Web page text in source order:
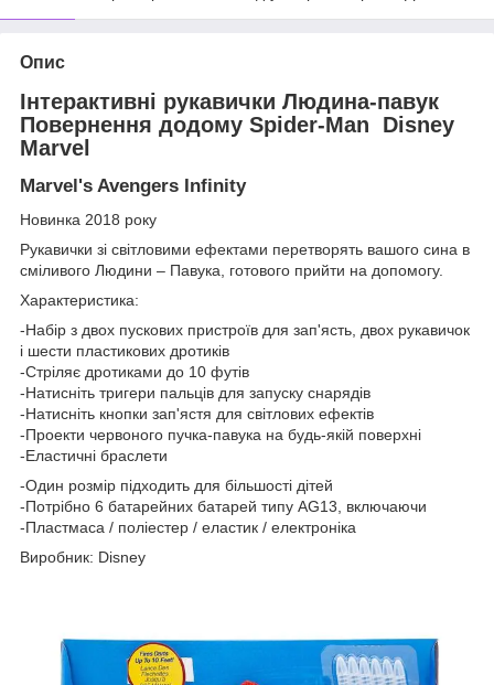
Опис
Інтерактивні рукавички Людина-павук
Повернення додому Spider-Man
Disney
Marvel
Marvel's Avengers Infinity
Новинка 2018 року
Рукавички зі світловими ефектами перетворять вашого сина в
сміливого Людини – Павука, готового прийти на допомогу.
Характеристика:
-Набір з двох пускових пристроїв для зап'ясть, двох рукавичок
і шести пластикових дротиків
-Стріляє дротиками до 10 футів
-Натисніть тригери пальців для запуску снарядів
-Натисніть кнопки зап'ястя для світлових ефектів
-Проекти червоного пучка-павука на будь-якій поверхні
-Еластичні браслети
-Один розмір підходить для більшості дітей
-Потрібно 6 батарейних батарей типу AG13, включаючи
-Пластмаса / поліестер / еластик / електроніка
Виробник: Disney